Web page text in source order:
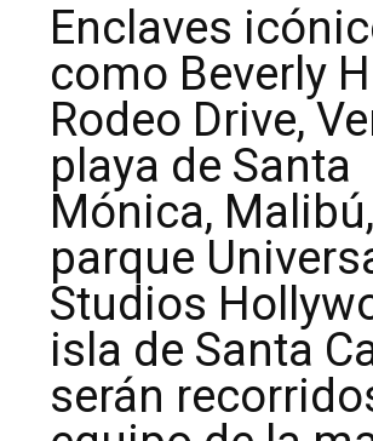
Enclaves
como Beverly
Rodeo Drive,
playa de Santa
Mónica, Malibú,
parque
Studios
isla de Santa
serán